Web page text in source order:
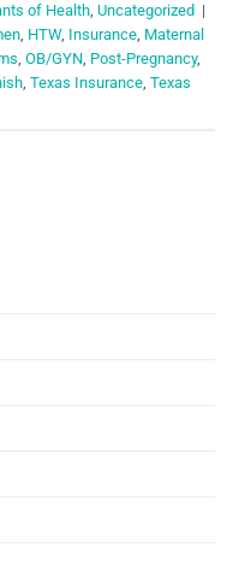
of Health, Uncategorized |
, HTW, Insurance, Maternal
, OB/GYN, Post-Pregnancy,
, Texas Insurance, Texas